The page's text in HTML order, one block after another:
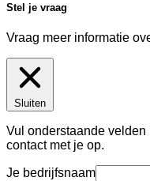
Stel je vraag
Vraag meer informatie
Sluiten
Vul onderstaande
contact met je op.
Je bedrijfsnaam